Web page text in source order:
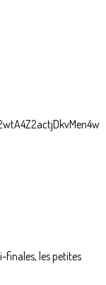
finales, les petites